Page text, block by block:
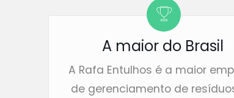
A maior do Brasil
A Rafa Entulhos é a maior
de gerenciamento de